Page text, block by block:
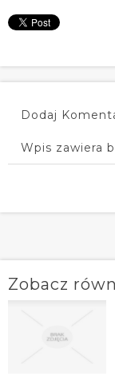
Dodaj
Wpis zawiera
Zobacz